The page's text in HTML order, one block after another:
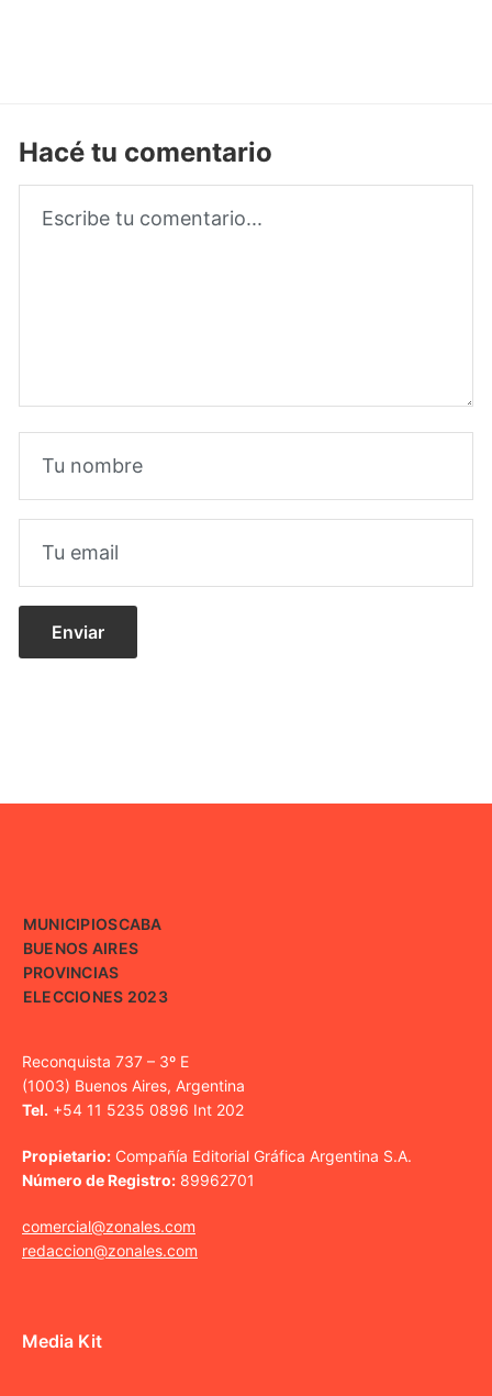
Hacé tu comentario
MUNICIPIOSCABA
BUENOS AIRES
PROVINCIAS
ELECCIONES 2023
Reconquista 737 – 3º E
(1003) Buenos Aires, Argentina
Tel. +54 11 5235 0896 Int 202
Propietario: Compañía Editorial Gráfica Argentina S.A.
Número de Registro: 89962701
comercial@zonales.com
redaccion@zonales.com
Media Kit